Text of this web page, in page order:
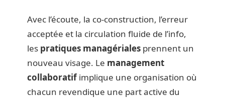
Avec l’écoute, la co-construction, l’erreur
acceptée et la circulation fluide de l’info,
les pratiques managériales prennent un
nouveau visage. Le management
collaboratifimplique une organisation où
chacun revendique une part active du